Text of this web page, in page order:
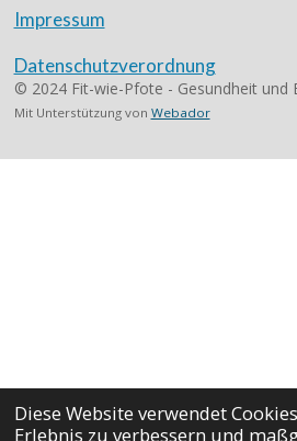
Diese Website verwendet
Erlebnis zu verbessern und
Impressum
Datenschutzverordnung
© 2024 Fit-wie-Pfote - Gesundheit und
Mit Unterstützung von Webador